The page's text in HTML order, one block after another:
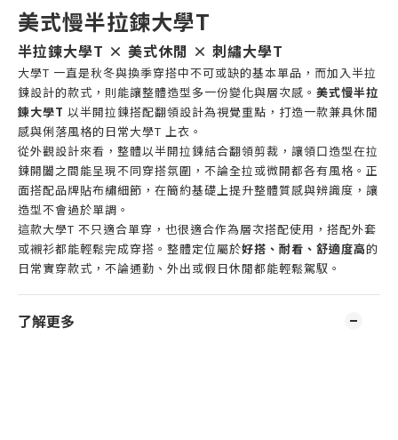
美式慢半拉鍊大學T
半拉鍊大學T × 美式休閒 × 刺繡大學T
大學T 一直是秋冬與換季穿搭中不可或缺的基本單品，而加入半拉
鍊設計的款式，則能讓整體造型多一份變化與層次感。 美式慢半拉
鍊大學T 以半開拉鍊搭配翻領設計為視覺重點，打造一款兼具休閒
感與俐落風格的日常大學T 上衣。
從外觀設計來看，整體以半開拉鍊結合翻領剪裁，讓領口造型在拉
鍊開闔之間能呈現不同穿搭氛圍，不論全拉或微開都各有風格。正
面搭配品牌貼布繡細節，在簡約基礎上提升整體質感與辨識度，讓
造型不會過於單調。
這款大學T 不只適合單穿，也很適合作為層次搭配使用，搭配外套
或襯衫都能輕鬆完成穿搭。整體定位屬於好搭、耐看、舒適度高的
日常實穿款式，不論通勤、外出或假日休閒都能輕鬆駕馭。
了解更多